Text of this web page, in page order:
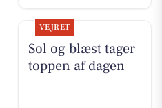
VEJRET
Sol og blæst tager
toppen af dagen